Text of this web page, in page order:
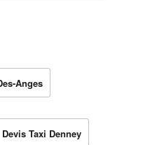
Anges
Devis Taxi Denney